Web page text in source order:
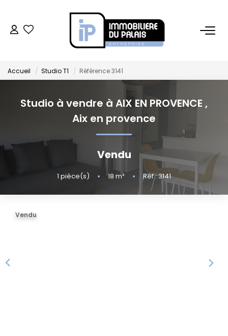
BUREAUX
Bureaux À Vendre
COMMERCES
Ventes Locaux Commerciaux
Location Locaux Commerciaux
Accueil Studio T1 Référence 3141
Studio à vendre à AIX EN PROVENCE ,
Aix en provence
Vendu
1 pièce(s) • 18 m² • Réf : 3141
Vendu